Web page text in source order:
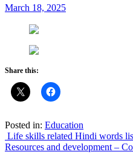
March 18, 2025
Share this:
Posted in: Education
Post
navigation
Life skills related Hindi words
Resources and development –